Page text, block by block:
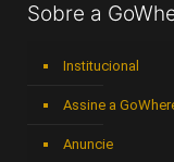
Sobre a
Institucional
Assine a
Anuncie